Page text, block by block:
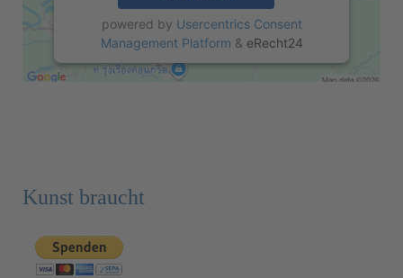
powered by Usercentrics Consent
Management Platform & eRecht24
Kunst braucht